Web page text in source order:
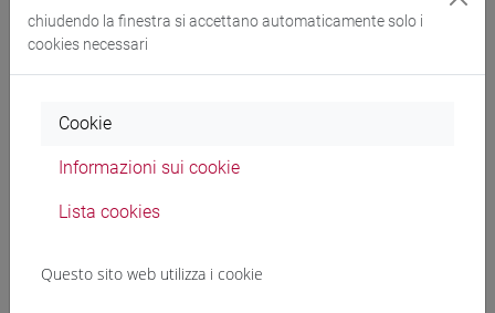
Docenti
Materiali didattici
chiudendo la finestra si accettano automaticamente solo i
cookies necessari
Cookie
Informazioni sui cookie
Lista cookies
Questo sito web utilizza i cookie